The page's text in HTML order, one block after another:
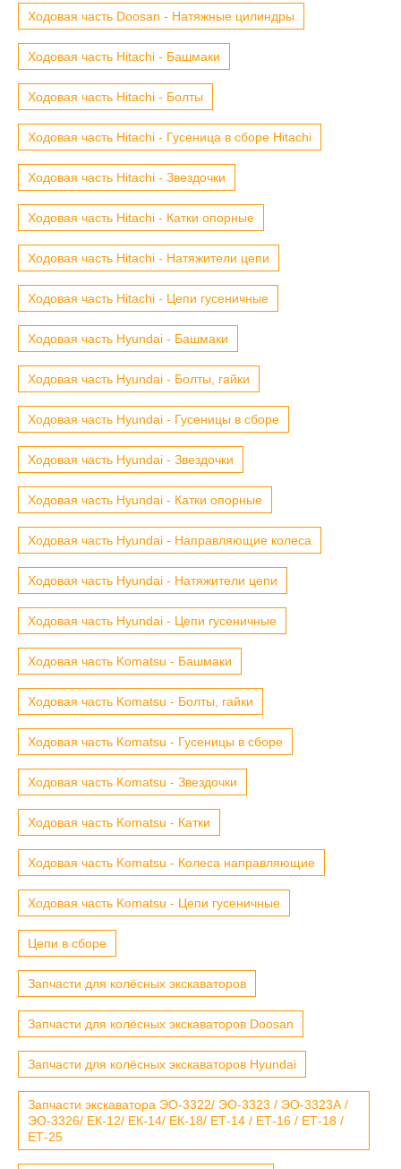
Ходовая часть Doosan - Натяжные цилиндры
Ходовая часть Hitachi - Башмаки
Ходовая часть Hitachi - Болты
Ходовая часть Hitachi - Гусеница в сборе Hitachi
Ходовая часть Hitachi - Звездочки
Ходовая часть Hitachi - Катки опорные
Ходовая часть Hitachi - Натяжители цепи
Ходовая часть Hitachi - Цепи гусеничные
Ходовая часть Hyundai - Башмаки
Ходовая часть Hyundai - Болты, гайки
Ходовая часть Hyundai - Гусеницы в сборе
Ходовая часть Hyundai - Звездочки
Ходовая часть Hyundai - Катки опорные
Ходовая часть Hyundai - Направляющие колеса
Ходовая часть Hyundai - Натяжители цепи
Ходовая часть Hyundai - Цепи гусеничные
Ходовая часть Komatsu - Башмаки
Ходовая часть Komatsu - Болты, гайки
Ходовая часть Komatsu - Гусеницы в сборе
Ходовая часть Komatsu - Звездочки
Ходовая часть Komatsu - Катки
Ходовая часть Komatsu - Колеса направляющие
Ходовая часть Komatsu - Цепи гусеничные
Цепи в сборе
Запчасти для колёсных экскаваторов
Запчасти для колёсных экскаваторов Doosan
Запчасти для колёсных экскаваторов Hyundai
Запчасти экскаватора ЭО-3322/ ЭО-3323 / ЭО-3323А /
ЭО-3326/ ЕК-12/ ЕК-14/ ЕК-18/ ЕТ-14 / ЕТ-16 / ЕТ-18 /
ЕТ-25